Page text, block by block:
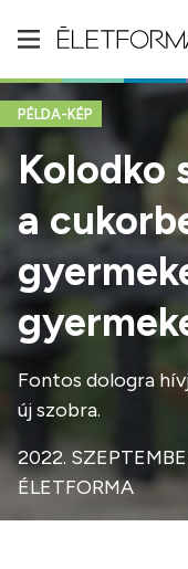
PÉLDA-KÉP
Kolodko
a
Fontos dologra
új szobra.
2022.
ÉLETFORMA